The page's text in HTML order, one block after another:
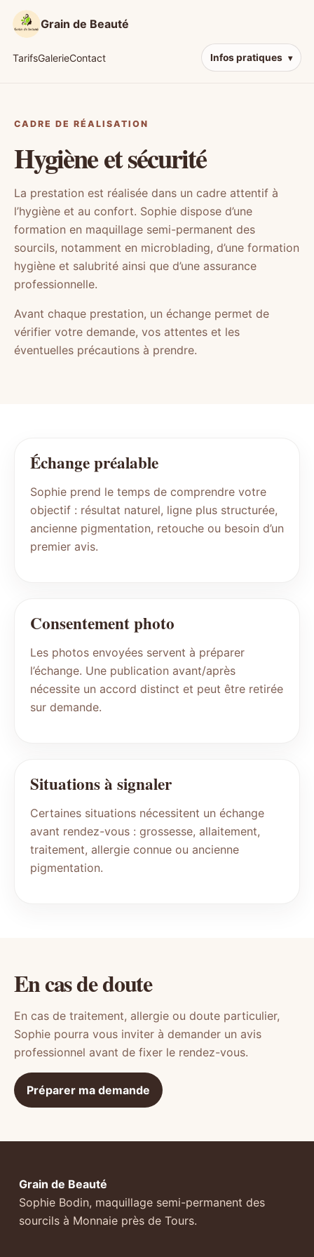
Grain de Beauté
TarifsGalerieContact Infos pratiques
CADRE DE RÉALISATION
Hygiène et sécurité
La prestation est réalisée dans un cadre attentif à
l’hygiène et au confort. Sophie dispose d’une
formation en maquillage semi-permanent des
sourcils, notamment en microblading, d’une formation
hygiène et salubrité ainsi que d’une assurance
professionnelle.
Avant chaque prestation, un échange permet de
vérifier votre demande, vos attentes et les
éventuelles précautions à prendre.
Échange préalable
Sophie prend le temps de comprendre votre
objectif : résultat naturel, ligne plus structurée,
ancienne pigmentation, retouche ou besoin d’un
premier avis.
Consentement photo
Les photos envoyées servent à préparer
l’échange. Une publication avant/après
nécessite un accord distinct et peut être retirée
sur demande.
Situations à signaler
Certaines situations nécessitent un échange
avant rendez-vous : grossesse, allaitement,
traitement, allergie connue ou ancienne
pigmentation.
En cas de doute
En cas de traitement, allergie ou doute particulier,
Sophie pourra vous inviter à demander un avis
professionnel avant de fixer le rendez-vous.
Préparer ma demande
Grain de Beauté
Sophie Bodin, maquillage semi-permanent des
sourcils à Monnaie près de Tours.